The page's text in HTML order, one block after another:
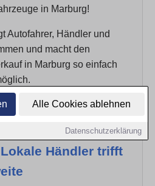
Alle Cookies ablehnen
Datenschutzerklärung
in Marburg!
Autofahrer, Händler und
und macht den
in Marburg so einfach
Händler trifft